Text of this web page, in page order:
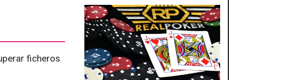
ficheros